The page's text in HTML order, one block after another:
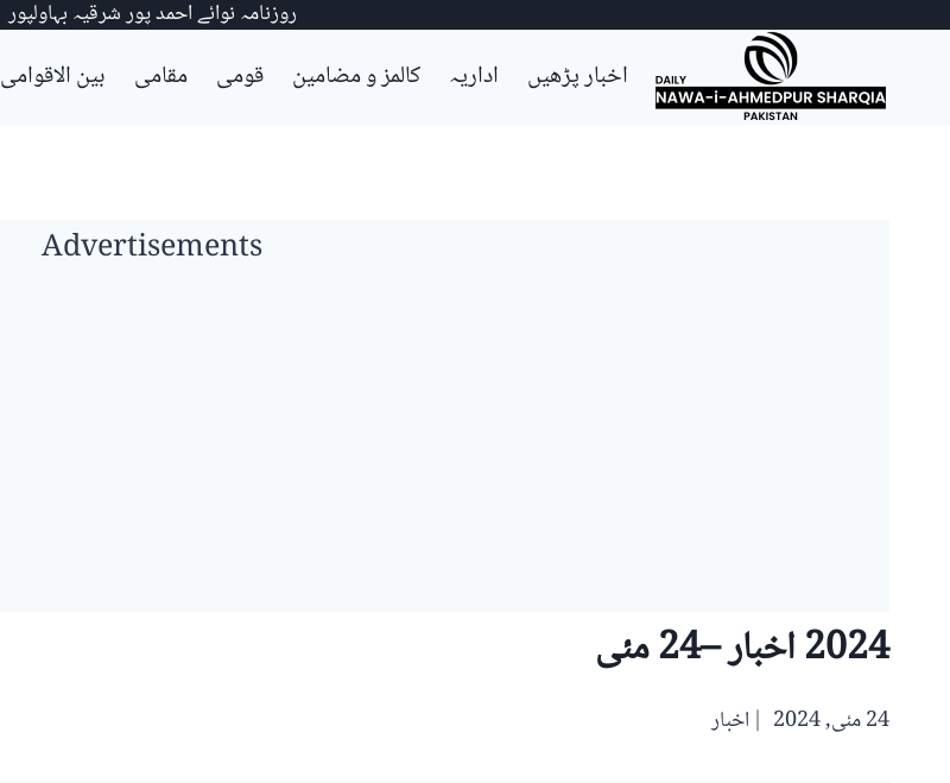
Skip
روزنامہ نوائے احمد پور شرقیہ بہاولپور
اخبار پڑھیں اداریہ کالمز و مضامین قومی مقامی بین الاقوامی
Advertisements
2024 اخبار –24 مئی
24 مئی, 2024 اخبار